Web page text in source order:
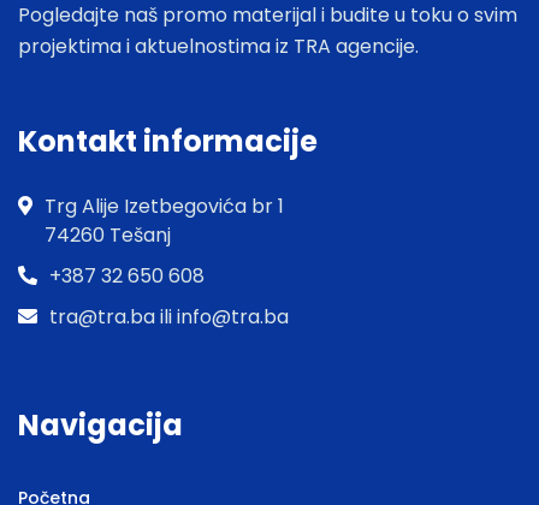
Pogledajte naš promo materijal i budite u toku o svim
projektima i aktuelnostima iz TRA agencije.
Kontakt informacije
Trg Alije Izetbegovića br 1
74260 Tešanj
+387 32 650 608
tra@tra.ba ili info@tra.ba
Navigacija
Početna